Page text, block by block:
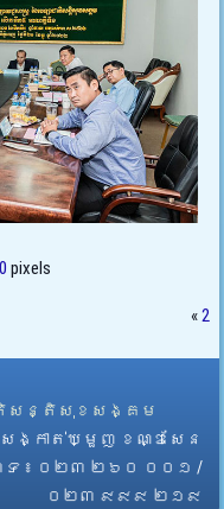
pixels
«2
ាតិសន្តិសុខសង្គម
សង្កាត់ឃ្មួញ ខណ្ឌសែន
ទ ៖ ០២៣ ២៦០ ០០១ /
០២៣ ៩៩៩ ២១៩